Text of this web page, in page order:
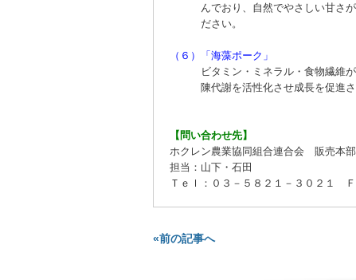
んでおり、自然でやさしい甘さ
ださい。
（６）
「海藻ポーク」
ビタミン・ミネラル・食物繊維
陳代謝を活性化させ成長を促進
【問い合わせ先】
ホクレン農業協同組合連合会 販売本
担当：山下・石田
Ｔｅｌ：０３－５８２１－３０２１
«前の記事へ